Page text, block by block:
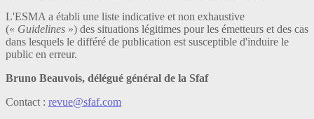
L'ESMA a établi une liste indicative et non exhaustive
(« Guidelines ») des situations légitimes pour les émetteurs et des cas
dans lesquels le différé de publication est susceptible d'induire le
public en erreur.
Bruno Beauvois, délégué général de la Sfaf
Contact : revue@sfaf.com